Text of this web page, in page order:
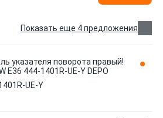
Показать еще 4 предложения
указателя поворота правый!
E36 444-1401R-UE-Y DEPO
UE-Y